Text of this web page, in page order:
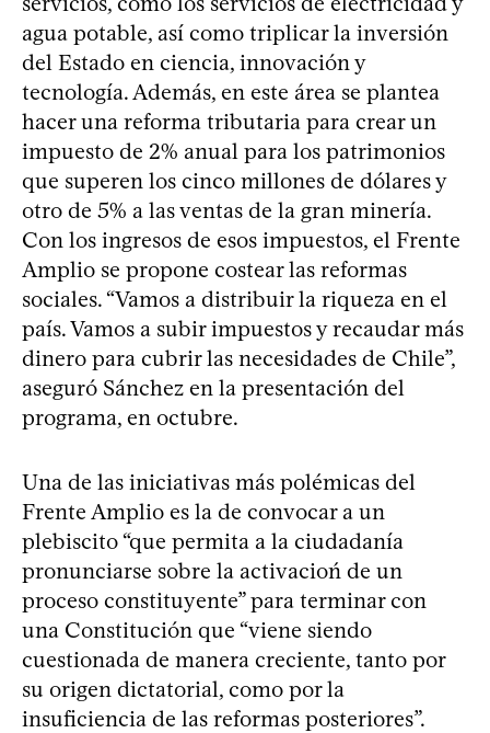
agua potable, así como triplicar la inversión
del Estado en ciencia, innovación y
tecnología. Además, en este área se plantea
hacer una reforma tributaria para crear un
impuesto de 2% anual para los patrimonios
que superen los cinco millones de dólares y
otro de 5% a las ventas de la gran minería.
Con los ingresos de esos impuestos, el Frente
Amplio se propone costear las reformas
sociales. “Vamos a distribuir la riqueza en el
país. Vamos a subir impuestos y recaudar más
dinero para cubrir las necesidades de Chile”,
aseguró Sánchez en la presentación del
programa, en octubre.
Una de las iniciativas más polémicas del
Frente Amplio es la de convocar a un
plebiscito “que permita a la ciudadanía
pronunciarse sobre la activacioń de un
proceso constituyente” para terminar con
una Constitución que “viene siendo
cuestionada de manera creciente, tanto por
su origen dictatorial, como por la
insuficiencia de las reformas posteriores”.